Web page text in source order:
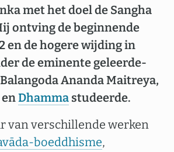
met het doel de Sangha
ontving de beginnende
en de hogere wijding in
de eminente geleerde-
Ananda Maitreya,
enDhamma studeerde.
van verschillende werken
boeddhisme,